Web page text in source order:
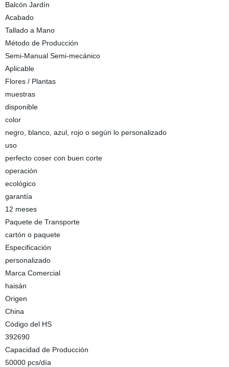
Balcón Jardín
Acabado
Tallado a Mano
Método de Producción
Semi-Manual Semi-mecánico
Aplicable
Flores / Plantas
muestras
disponible
color
negro, blanco, azul, rojo o según lo personalizado
uso
perfecto coser con buen corte
operación
ecológico
garantía
12 meses
Paquete de Transporte
cartón o paquete
Especificación
personalizado
Marca Comercial
haisán
Origen
China
Código del HS
392690
Capacidad de Producción
50000 pcs/día